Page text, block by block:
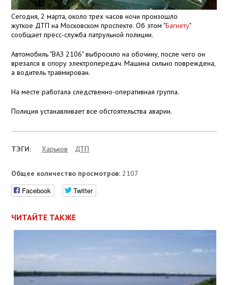
Сегодня, 2 марта, около трех часов ночи произошло
жуткое ДТП на Московском проспекте. Об этом "Багнету"
сообщает пресс-служба патрульной полиции.
Автомобиль "ВАЗ 2106" выбросило на обочину, после чего он
врезался в опору электропередач. Машина сильно повреждена,
а водитель травмирован.
На месте работала следственно-оперативная группа.
Полиция устанавливает все обстоятельства аварии.
ТЭГИ: Харьков ДТП
Общее количество просмотров: 2107
Facebook Twitter
ЧИТАЙТЕ ТАКЖЕ